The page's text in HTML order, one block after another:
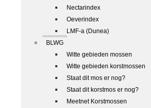
Nectarindex
Oeverindex
LMF-a (Dunea)
BLWG
Witte gebieden mossen
Witte gebieden korstmossen
Staat dit mos er nog?
Staat dit korstmos er nog?
Meetnet Korstmossen